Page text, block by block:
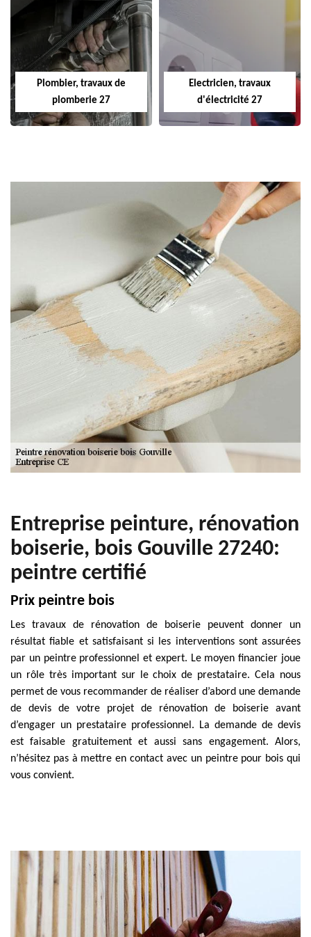
Plombier, travaux de
plomberie 27
Electricien, travaux
d'électricité 27
Entreprise peinture, rénovation
boiserie, bois Gouville 27240:
peintre certifié
Prix peintre bois
Les travaux de rénovation de boiserie peuvent donner un
résultat fiable et satisfaisant si les interventions sont assurées
par un peintre professionnel et expert. Le moyen financier joue
un rôle très important sur le choix de prestataire. Cela nous
permet de vous recommander de réaliser d’abord une demande
de devis de votre projet de rénovation de boiserie avant
d’engager un prestataire professionnel. La demande de devis
est faisable gratuitement et aussi sans engagement. Alors,
n’hésitez pas à mettre en contact avec un peintre pour bois qui
vous convient.